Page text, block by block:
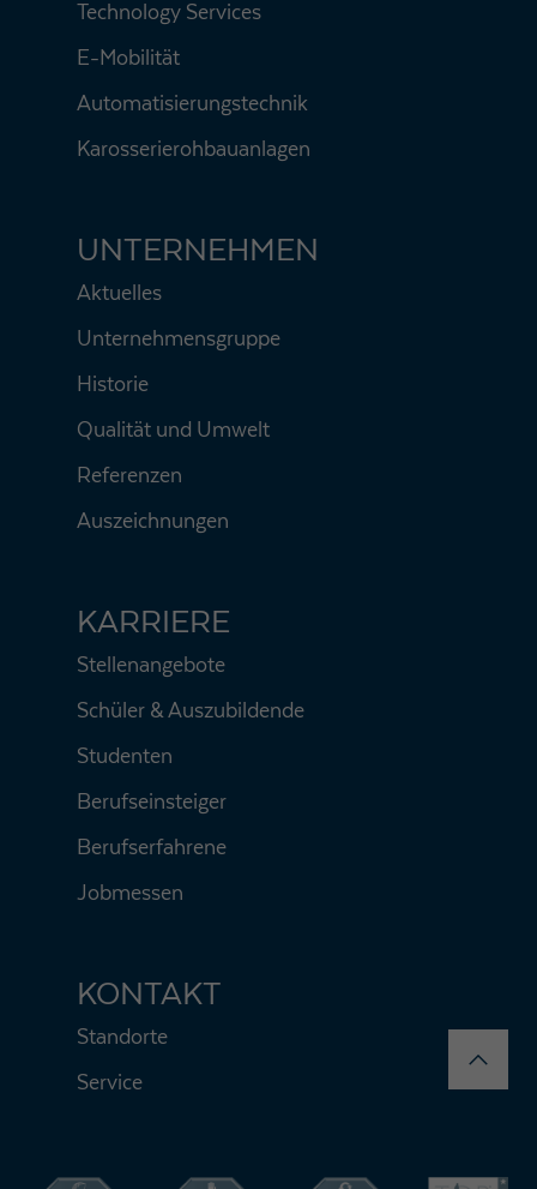
Technology Services
E-Mobilität
Automatisierungstechnik
Karosserierohbauanlagen
UNTERNEHMEN
Aktuelles
Unternehmensgruppe
Historie
Qualität und Umwelt
Referenzen
Auszeichnungen
KARRIERE
Stellenangebote
Schüler & Auszubildende
Studenten
Berufseinsteiger
Berufserfahrene
Jobmessen
KONTAKT
Standorte
Service